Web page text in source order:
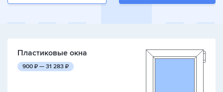
Пластиковые окна
900 руб.
₽ — 31 283 руб.
₽